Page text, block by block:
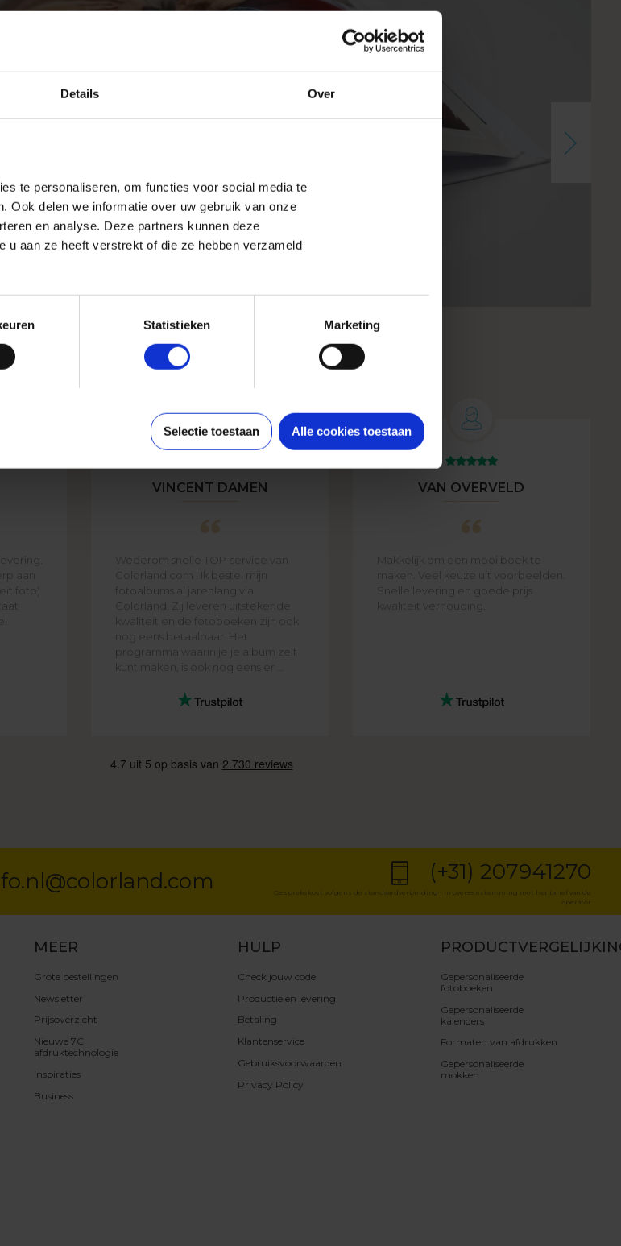
Details Over
te personaliseren, om functies voor social media te
Ook delen we informatie over uw gebruik van onze
en analyse. Deze partners kunnen deze
u aan ze heeft verstrekt of die ze hebben verzameld
Statistieken Marketing
Selectie toestaan Alle cookies toestaan
aan
foto)
VINCENT DAMEN
Wederom snelle TOP-service van
Colorland.com ! Ik bestel mijn
fotoalbums al jarenlang via
Colorland. Zij leveren uitstekende
kwaliteit en de fotoboeken zijn ook
nog eens betaalbaar. Het
programma waarin je je album zelf
kunt maken, is ook nog eens er ...
VAN OVERVELD
Makkelijk om een mooi boek te
maken. Veel keuze uit voorbeelden.
Snelle levering en goede prijs
kwaliteit verhouding.
(+31) 207941270
Gesprekskost volgens de standaardverbinding - in overeenstemming met het tarief van de
operator
MEER
Grote bestellingen
Newsletter
Prijsoverzicht
Nieuwe 7C
afdruktechnologie
Inspiraties
Business
HULP
Check jouw code
Productie en levering
Betaling
Klantenservice
Gebruiksvoorwaarden
Privacy Policy
Gepersonaliseerde
fotoboeken
Gepersonaliseerde
kalenders
Formaten van afdrukken
Gepersonaliseerde
mokken